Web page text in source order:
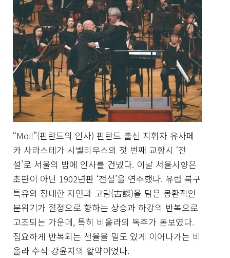
“Moi!”(핀란드의 인사) 핀란드 출신 지휘자 유사페
카 사라스테가 시벨리우스의 첫 번째 교향시 ‘전
설’로 서울의 밤에 인사를 건넸다. 이날 서울시향은
초판이 아닌 1902년판 ‘전설’을 연주했다. 유럽 북구
특유의 장대한 자연과 고담(古談)을 담은 몽환적인
분위기가 절정으로 향하는 상승과 하강의 반복으로
고조되는 가운데, 특히 비올라의 독주가 돋보였다.
집요하게 반복되는 선율을 밀도 있게 이어나가는 비
올라 수석 강윤지의 활약이었다.